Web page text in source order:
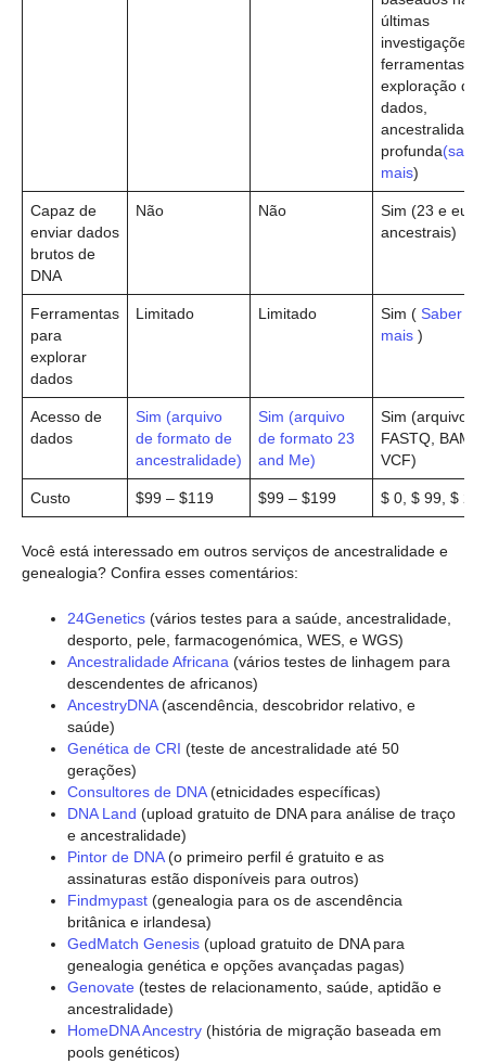
últimas
investigações,
ferramentas de
exploração de
dados,
ancestralidade
profunda(saiba
mais)
Capaz de
enviar dados
brutos de
DNA
Não Não
Sim (23 e eu e
ancestrais)
Ferramentas
para
explorar
dados
Limitado Limitado Sim ( Saber
mais )
Acesso de
dados
Sim (arquivo
de formato de
ancestralidade)
Sim (arquivo
de formato 23
and Me)
Sim (arquivos
FASTQ, BAM e
VCF)
Custo $99 – $119 $99 – $199 $ 0, $ 99, $
Você está interessado em outros serviços de ancestralidade e
genealogia? Confira esses comentários:
24Genetics (vários testes para a saúde, ancestralidade,
desporto, pele, farmacogenómica, WES, e WGS)
Ancestralidade Africana (vários testes de linhagem para
descendentes de africanos)
AncestryDNA(ascendência, descobridor relativo, e
saúde)
Genética de CRI (teste de ancestralidade até 50
gerações)
Consultores de DNA(etnicidades específicas)
DNA Land (upload gratuito de DNA para análise de traço
e ancestralidade)
Pintor de DNA(o primeiro perfil é gratuito e as
assinaturas estão disponíveis para outros)
Findmypast (genealogia para os de ascendência
britânica e irlandesa)
GedMatch Genesis (upload gratuito de DNA para
genealogia genética e opções avançadas pagas)
Genovate (testes de relacionamento, saúde, aptidão e
ancestralidade)
HomeDNA Ancestry (história de migração baseada em
pools genéticos)